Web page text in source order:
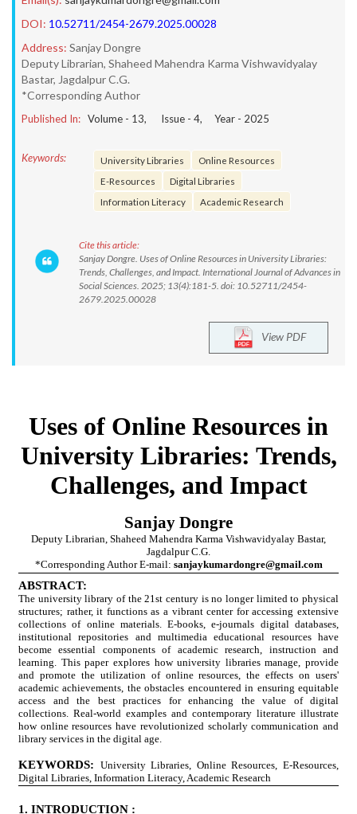
DOI: 10.52711/2454-2679.2025.00028
Address: Sanjay Dongre
Deputy Librarian, Shaheed Mahendra Karma Vishwavidyalay
Bastar, Jagdalpur C.G.
*Corresponding Author
Published In: Volume - 13, Issue - 4, Year - 2025
Keywords: University Libraries
Online Resources
E-Resources
Digital Libraries
Information Literacy
Academic Research
Cite this article:
Sanjay Dongre. Uses of Online Resources in University Libraries:
Trends, Challenges, and Impact. International Journal of Advances in
Social Sciences. 2025; 13(4):181-5. doi: 10.52711/2454-
2679.2025.00028
View PDF